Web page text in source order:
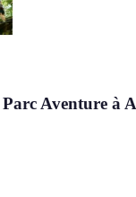
Aventure à